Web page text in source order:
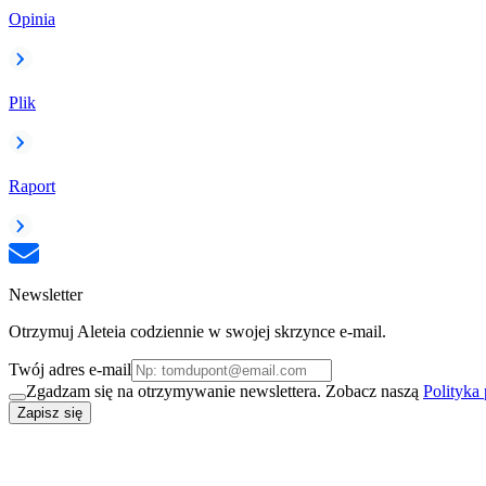
Opinia
Plik
Raport
Newsletter
Otrzymuj Aleteia codziennie w swojej skrzynce e-mail.
Twój adres e-mail
Zgadzam się na otrzymywanie newslettera. Zobacz naszą Polityka
Zapisz się